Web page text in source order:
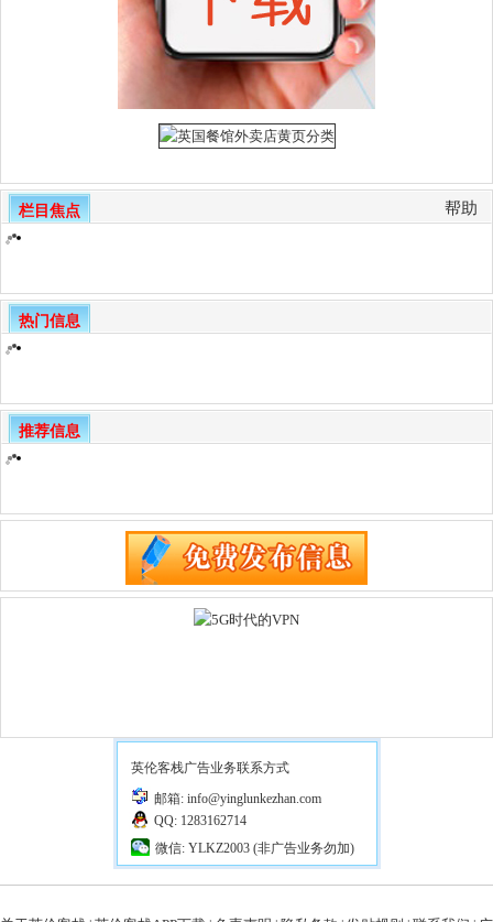
栏目焦点 帮助
热门信息
推荐信息
英伦客栈广告业务联系方式
邮箱: info@yinglunkezhan.com
QQ: 1283162714
微信: YLKZ2003 (非广告业务勿加)